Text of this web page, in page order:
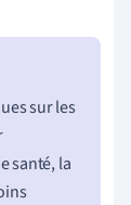
sur les
santé, la